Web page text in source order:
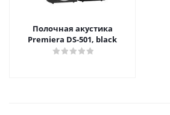
Полочная акустика
Premiera DS-501, black